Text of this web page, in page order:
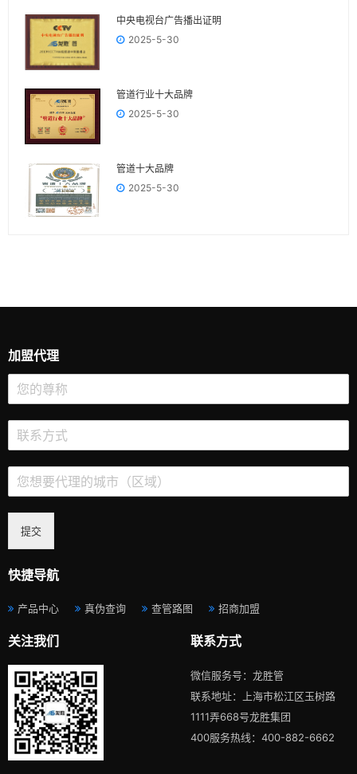
中央电视台广告播出证明
2025-5-30
管道行业十大品牌
2025-5-30
管道十大品牌
2025-5-30
加盟代理
提交
快捷导航
产品中心 真伪查询 查管路图 招商加盟
关注我们 联系方式
微信服务号：龙胜管
联系地址：上海市松江区玉树路
1111弄668号龙胜集团
400服务热线：400-882-6662